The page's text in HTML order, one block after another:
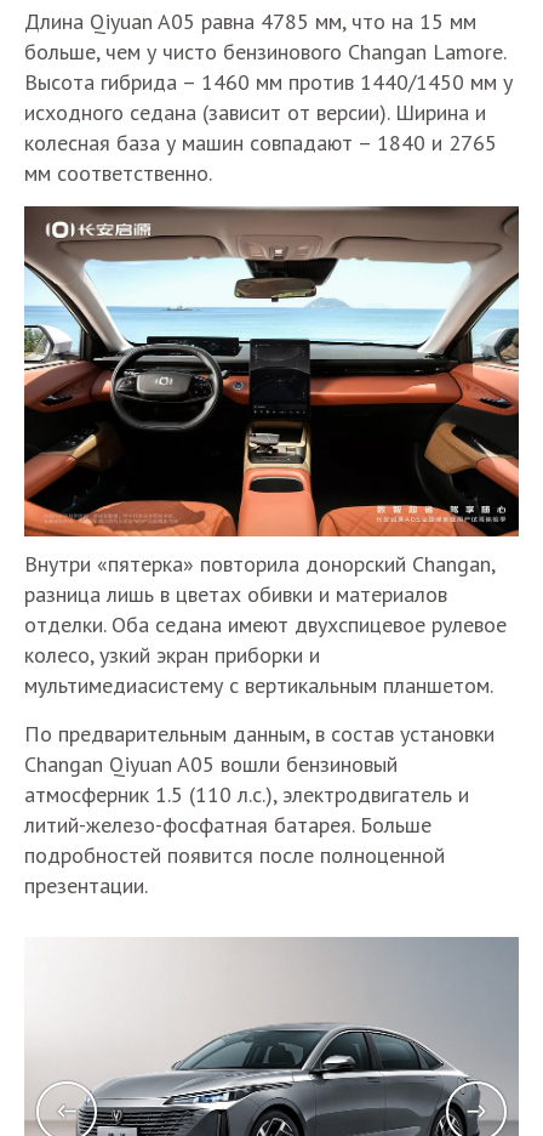
Длина Qiyuan A05 равна 4785 мм, что на 15 мм
больше, чем у чисто бензинового Changan Lamore.
Высота гибрида – 1460 мм против 1440/1450 мм у
исходного седана (зависит от версии). Ширина и
колесная база у машин совпадают – 1840 и 2765
мм соответственно.
Внутри «пятерка» повторила донорский Changan,
разница лишь в цветах обивки и материалов
отделки. Оба седана имеют двухспицевое рулевое
колесо, узкий экран приборки и
мультимедиасистему с вертикальным планшетом.
По предварительным данным, в состав установки
Changan Qiyuan A05 вошли бензиновый
атмосферник 1.5 (110 л.с.), электродвигатель и
литий-железо-фосфатная батарея. Больше
подробностей появится после полноценной
презентации.